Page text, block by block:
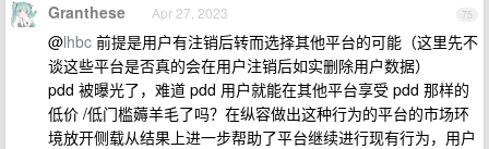
75
Granthese Apr 27, 2023
@lhbc 前提是用户有注销后转而选择其他平台的可能（这里先不
谈这些平台是否真的会在用户注销后如实删除用户数据）
pdd 被曝光了，难道 pdd 用户就能在其他平台享受 pdd 那样的
低价 /低门槛薅羊毛了吗？在纵容做出这种行为的平台的市场环
境放开侧载从结果上进一步帮助了平台继续进行现有行为，用户